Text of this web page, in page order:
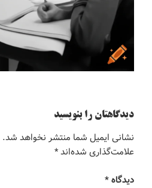
دیدگاهتان را بنویسید
نشانی ایمیل شما منتشر نخواهد شد.
علامت‌گذاری شده‌اند*
دیدگاه*